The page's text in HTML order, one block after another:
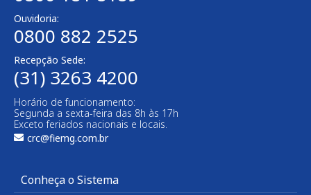
Ouvidoria:
0800 882 2525
Recepção Sede:
(31) 3263 4200
Horário de funcionamento:
Segunda a sexta-feira das 8h às 17h
Exceto feriados nacionais e locais.
crc@fiemg.com.br
Conheça o Sistema